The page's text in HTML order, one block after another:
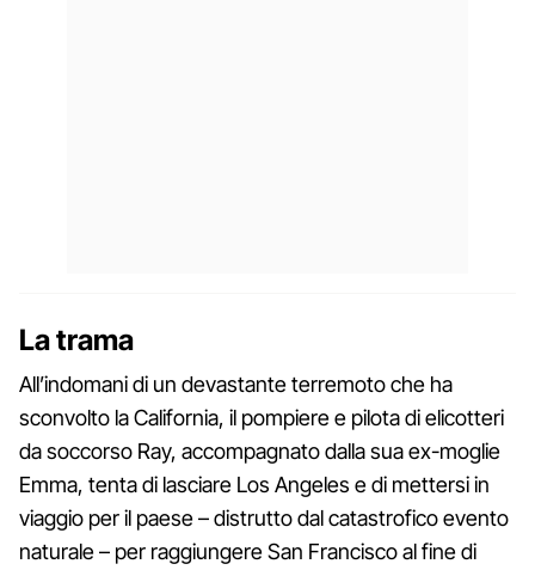
La trama
All’indomani di un devastante terremoto che ha
sconvolto la California, il pompiere e pilota di elicotteri
da soccorso Ray, accompagnato dalla sua ex-moglie
Emma, tenta di lasciare Los Angeles e di mettersi in
viaggio per il paese – distrutto dal catastrofico evento
naturale – per raggiungere San Francisco al fine di